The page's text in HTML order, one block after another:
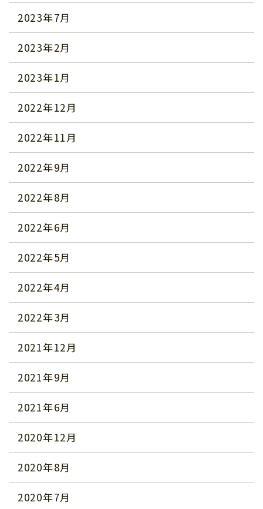
2023年7月
2023年2月
2023年1月
2022年12月
2022年11月
2022年9月
2022年8月
2022年6月
2022年5月
2022年4月
2022年3月
2021年12月
2021年9月
2021年6月
2020年12月
2020年8月
2020年7月